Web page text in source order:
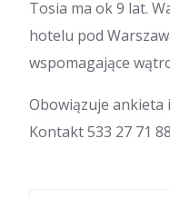
Tosia ma ok 9 lat.
hotelu pod
wspomagające
Obowiązuje ankieta
Kontakt 533 27 71 88